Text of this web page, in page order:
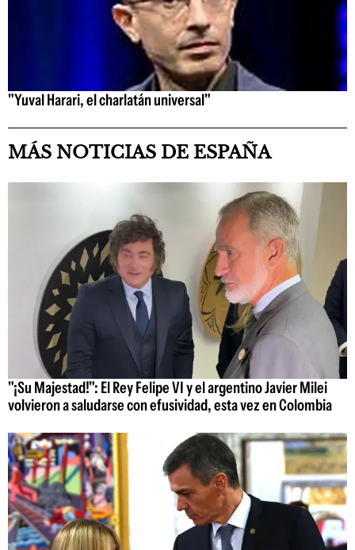
"Yuval Harari, el charlatán universal"
MÁS NOTICIAS DE ESPAÑA
"¡Su Majestad!": El Rey Felipe VI y el argentino Javier Milei
volvieron a saludarse con efusividad, esta vez en Colombia